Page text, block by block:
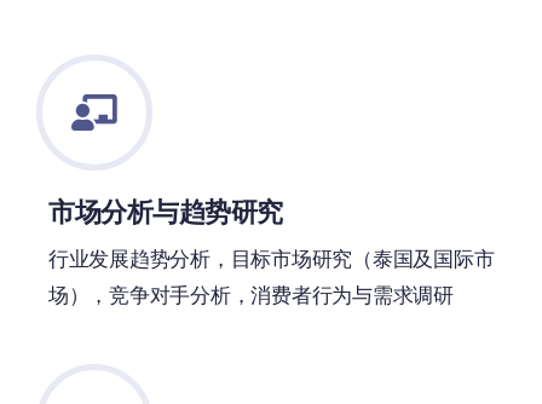
市场分析与趋势研究
行业发展趋势分析，目标市场研究（泰国及国际市
场），竞争对手分析，消费者行为与需求调研